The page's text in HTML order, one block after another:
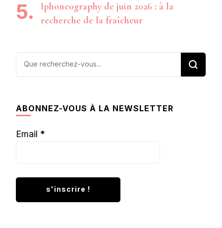
Iphoneography de juin 2026 : à la
recherche de la fraîcheur
Vous
recherchiez
ABONNEZ-VOUS À LA NEWSLETTER
Email *